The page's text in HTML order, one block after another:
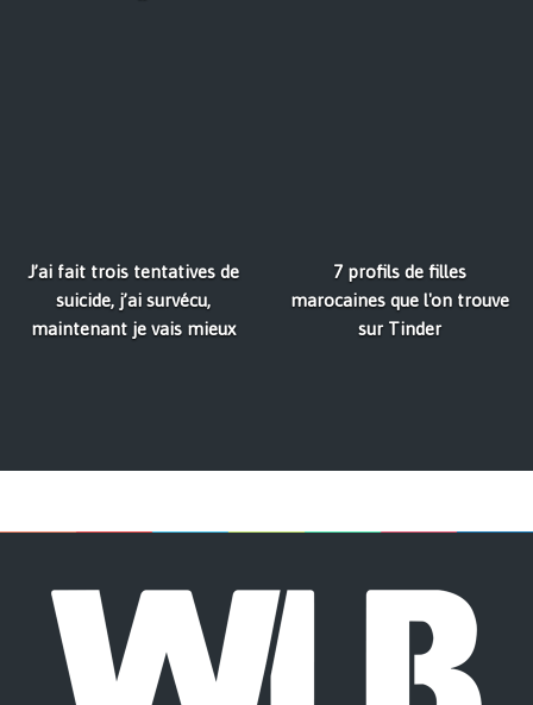
J’ai fait trois tentatives de
suicide, j’ai survécu,
maintenant je vais mieux
7 profils de filles
marocaines que l'on trouve
sur Tinder